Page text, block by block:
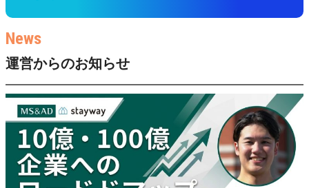
運営からのお知らせ